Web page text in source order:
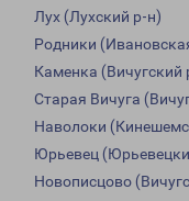
Лух (Лухский р-н)
Родники
Каменка (Вичугский
Старая Вичуга
Наволоки
Юрьевец
Новописцово